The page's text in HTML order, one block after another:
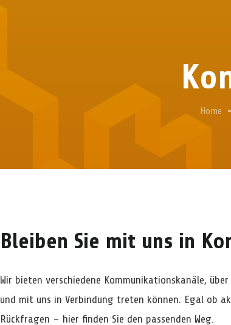
Home
Bleiben Sie mit uns in
Wir bieten verschiedene Kommunikationskanäle,
und mit uns in Verbindung treten können. Egal ob
Rückfragen – hier finden Sie den passenden Weg.